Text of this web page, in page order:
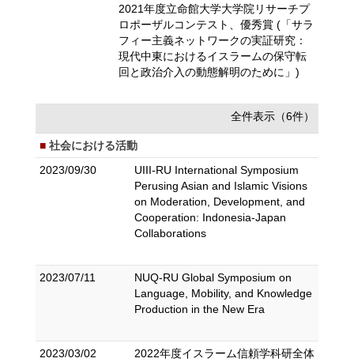
2021年度立命館大学大学院リサーチプ
ロポーザルコンテスト、優秀賞 (「サラ
フィー主義ネットワークの実証研究：
現代中東におけるイスラームの保守転
回と政治介入の動態解明のために」)
全件表示（6件）
社会における活動
2023/09/30
UIII-RU International Symposium
Perusing Asian and Islamic Visions
on Moderation, Development, and
Cooperation: Indonesia-Japan
Collaborations
2023/07/11
NUQ-RU Global Symposium on
Language, Mobility, and Knowledge
Production in the New Era
2023/03/02
2022年度イスラーム信頼学科研全体